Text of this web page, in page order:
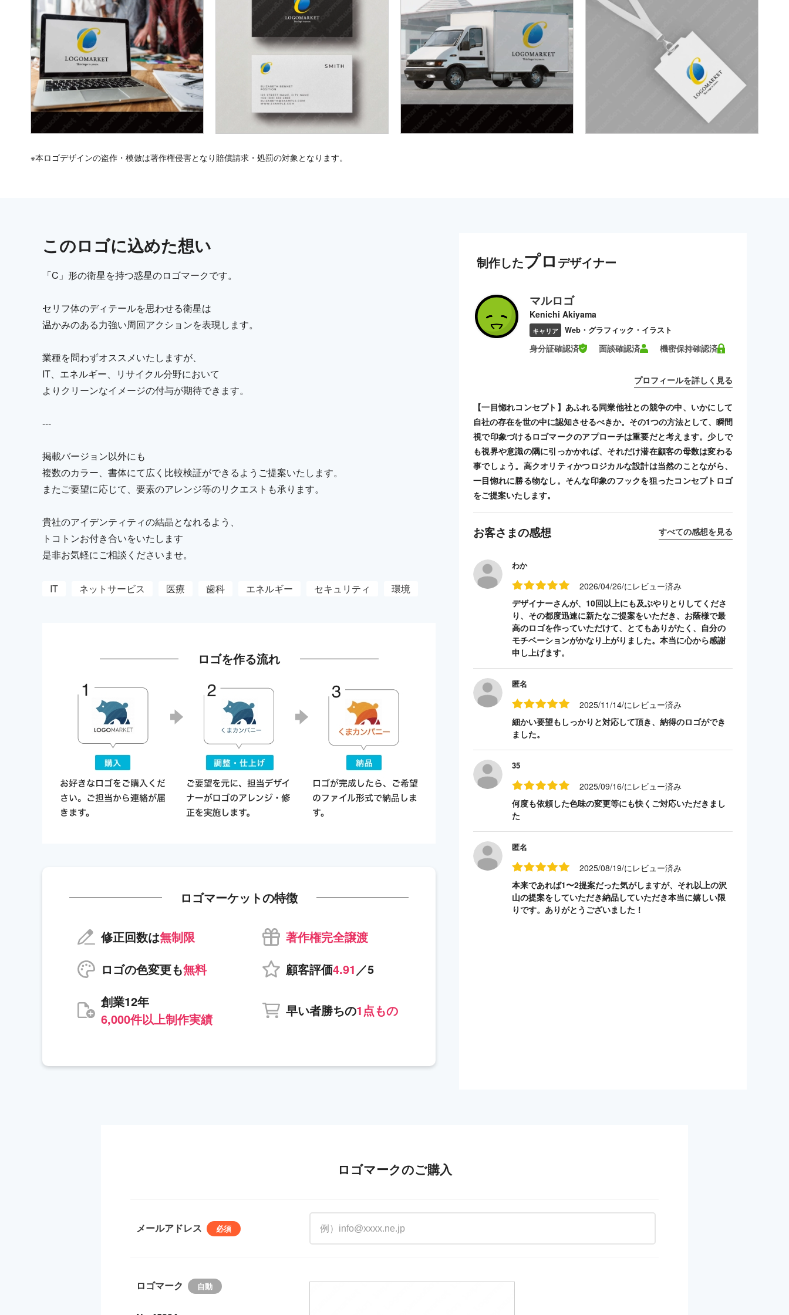
※本ロゴデザインの盗作・模倣は著作権侵害となり賠償請求・処罰の対象となります。
このロゴに込めた想い
「C」形の衛星を持つ惑星のロゴマークです。
セリフ体のディテールを思わせる衛星は
温かみのある力強い周回アクションを表現します。
業種を問わずオススメいたしますが、
IT、エネルギー、リサイクル分野において
よりクリーンなイメージの付与が期待できます。
---
掲載バージョン以外にも
複数のカラー、書体にて広く比較検証ができるようご提案いたします。
またご要望に応じて、要素のアレンジ等のリクエストも承ります。
貴社のアイデンティティの結晶となれるよう、
トコトンお付き合いをいたします
是非お気軽にご相談くださいませ。
IT ネットサービス 医療 歯科 エネルギー セキュリティ 環境
ロゴを作る流れ
ロゴマーケットの特徴
修正回数は無制限
著作権完全譲渡
ロゴの色変更も無料 顧客評価4.91 ／5
創業12年
6,000件以上制作実績
早い者勝ちの1点もの
制作したプロ デザイナー
マルロゴ
Kenichi Akiyama
キャリア Web・グラフィック・イラスト
身分証確認済 面談確認済 機密保持確認済
プロフィールを詳しく見る
【一目惚れコンセプト】あふれる同業他社との競争の中、いかにして
自社の存在を世の中に認知させるべきか。その1つの方法として、瞬間
視で印象づけるロゴマークのアプローチは重要だと考えます。少しで
も視界や意識の隅に引っかかれば、それだけ潜在顧客の母数は変わる
事でしょう。高クオリティかつロジカルな設計は当然のことながら、
一目惚れに勝る物なし。そんな印象のフックを狙ったコンセプトロゴ
をご提案いたします。
お客さまの感想 すべての感想を見る
わか
2026/04/26/にレビュー済み
デザイナーさんが、10回以上にも及ぶやりとりしてくださ
り、その都度迅速に新たなご提案をいただき、お蔭様で最
高のロゴを作っていただけて、とてもありがたく、自分の
モチベーションがかなり上がりました。本当に心から感謝
申し上げます。
匿名
2025/11/14/にレビュー済み
細かい要望もしっかりと対応して頂き、納得のロゴができ
ました。
35
2025/09/16/にレビュー済み
何度も依頼した色味の変更等にも快くご対応いただきまし
た
匿名
2025/08/19/にレビュー済み
本来であれば1〜2提案だった気がしますが、それ以上の沢
山の提案をしていただき納品していただき本当に嬉しい限
りです。ありがとうございました！
ロゴマークのご購入
メールアドレス
ロゴマーク